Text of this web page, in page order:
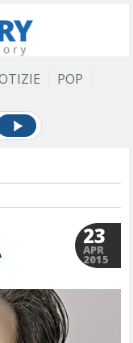
POP
23
APR
2015